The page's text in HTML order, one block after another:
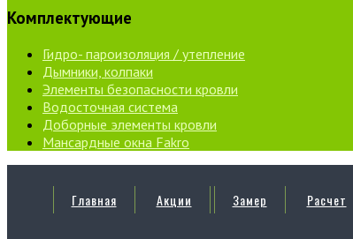
Комплектующие
Гидро- пароизоляция / утепление
Дымники, колпаки
Элементы безопасности кровли
Водосточная система
Доборные элементы кровли
Мансардные окна Fakro
Главная Акции
Замер
Расчет